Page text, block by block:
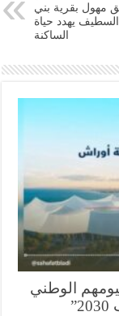
بقرية بني
يهدد حياة
الساكنة
الوطني